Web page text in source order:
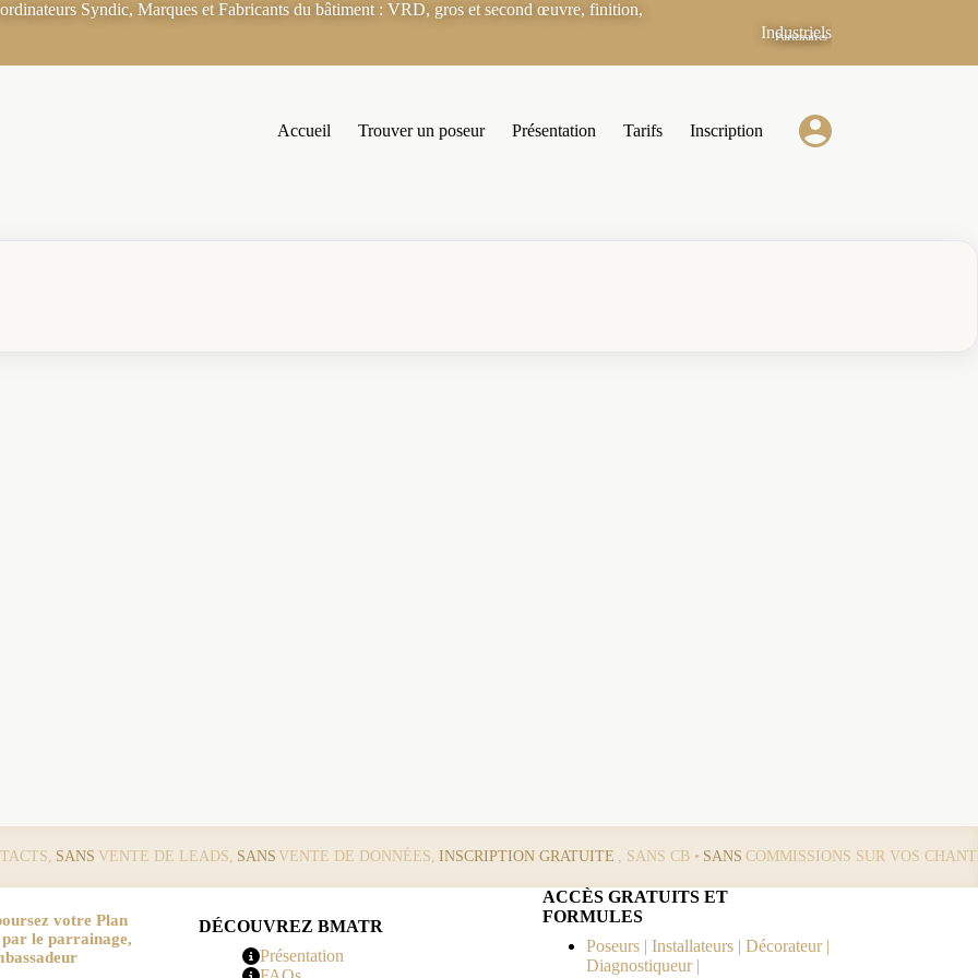
Syndic, Marques et Fabricants du bâtiment : VRD, gros et second œuvre, finition,
Industriels
Partenaires
Accueil Trouver un poseur Présentation Tarifs Inscription
SANS VENTE DE LEADS, SANS VENTE DE DONNÉES, INSCRIPTION GRATUITE , SANS CB • SANS COMMISSIONS SUR VOS
votre Plan
le parrainage,
DÉCOUVREZ BMATR
Présentation
ACCÈS GRATUITS ET
FORMULES
Poseurs | Installateurs | Décorateur |
Diagnostiqueur |